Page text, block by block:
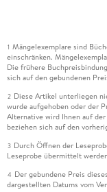
1 Mängelexemplare sind
einschränken.
Die frühere
sich auf den gebundenen
2 Diese Artikel unterliegen
wurde aufgehoben oder der
Alternative wird Ihnen auf
beziehen sich auf den
3 Durch Öffnen der
Leseprobe übermittelt
4 Der gebundene Preis
dargestellten Datums vom